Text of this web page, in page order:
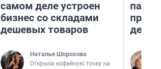
самом деле устроен
бизнес со складами
дешевых товаров
Наталья Шорохова
Открыла кофейную точку на
день